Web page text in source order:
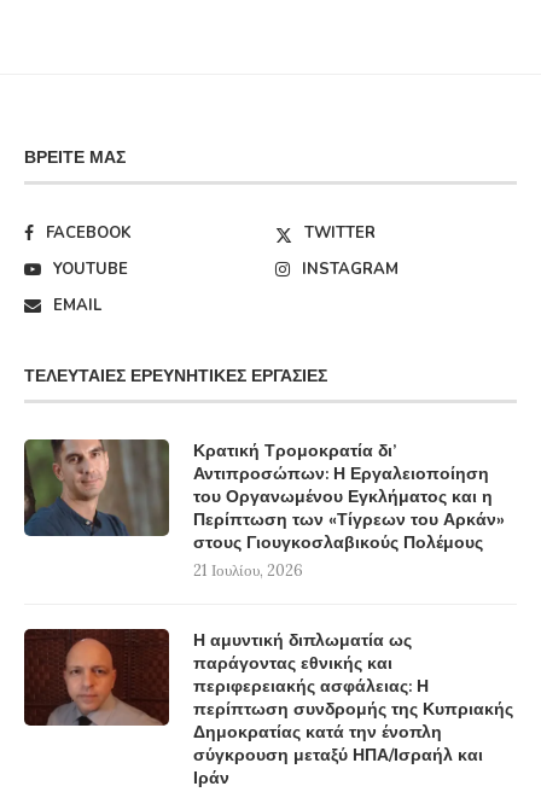
ΒΡΕΊΤΕ ΜΑΣ
FACEBOOK
TWITTER
YOUTUBE
INSTAGRAM
EMAIL
ΤΕΛΕΥΤΑΊΕΣ ΕΡΕΥΝΗΤΙΚΈΣ ΕΡΓΑΣΊΕΣ
Κρατική Τρομοκρατία δι’
Αντιπροσώπων: Η Εργαλειοποίηση
του Οργανωμένου Εγκλήματος και η
Περίπτωση των «Τίγρεων του Αρκάν»
στους Γιουγκοσλαβικούς Πολέμους
21 Ιουλίου, 2026
Η αμυντική διπλωματία ως
παράγοντας εθνικής και
περιφερειακής ασφάλειας: Η
περίπτωση συνδρομής της Κυπριακής
Δημοκρατίας κατά την ένοπλη
σύγκρουση μεταξύ ΗΠΑ/Ισραήλ και
Ιράν